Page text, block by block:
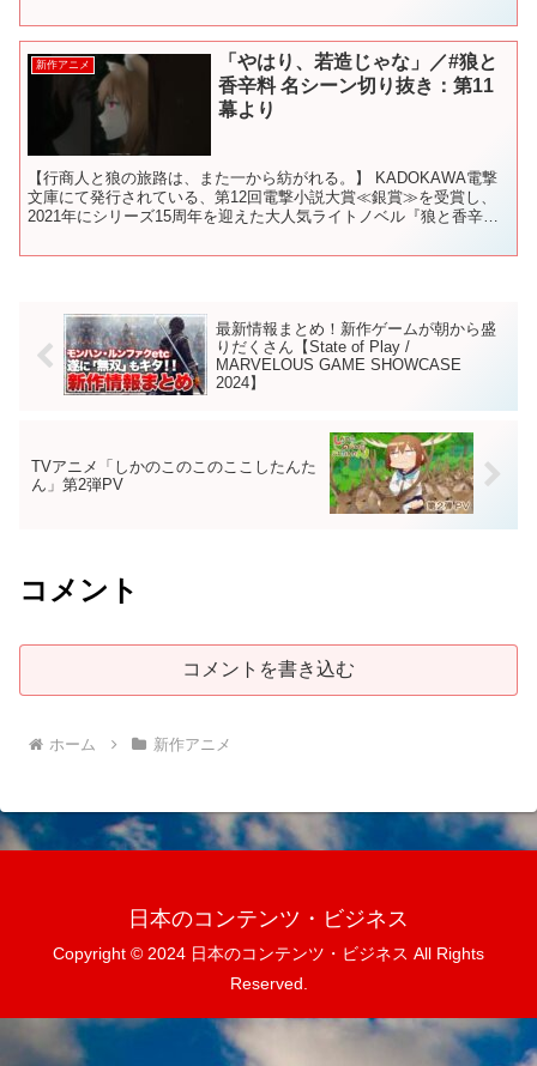
新作アニメ
「やはり、若造じゃな」／#狼と
香辛料 名シーン切り抜き：第11
幕より
【行商人と狼の旅路は、また一から紡がれる。】 KADOKAWA電撃
文庫にて発行されている、第12回電撃小説大賞≪銀賞≫を受賞し、
2021年にシリーズ15周年を迎えた大人気ライトノベル『狼と香辛
最新情報まとめ！新作ゲームが朝から盛
りだくさん【State of Play /
MARVELOUS GAME SHOWCASE
2024】
TVアニメ「しかのこのこのここしたんた
ん」第2弾PV
コメント
コメントを書き込む
ホーム 新作アニメ
日本のコンテンツ・ビジネス
Copyright © 2024 日本のコンテンツ・ビジネス All Rights
Reserved.